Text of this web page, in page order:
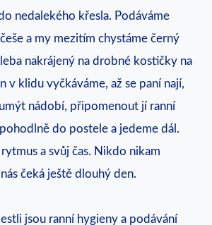
nedalekého křesla. Podáváme
a my mezitím chystáme černý
nakrájený na drobné kostičky na
v klidu vyčkáváme, až se paní nají,
nádobí, připomenout jí ranní
do postele a jedeme dál.
a svůj čas. Nikdo nikam
čeká ještě dlouhý den.
jsou ranní hygieny a podávání